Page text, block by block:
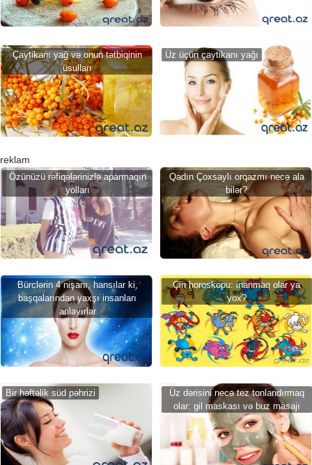
Çaytikanı yağ və onun tətbiqinin
üsulları
Üz üçün çaytikanı yağı
reklam
Özünüzü rəfiqələrinizlə aparmaqın
yolları
Qadın Çoxsaylı orqazmı necə ala
bilər?
Bürclərin 4 nişanı, hansılar ki,
başqalarından yaxşı insanları
anlayırlar
Çin horoskopu: inanmaq olar ya
yox?
Bir həftəlik süd pəhrizi
Üz dərisini necə tez tonlandırmaq
olar: gil maskası və buz masajı